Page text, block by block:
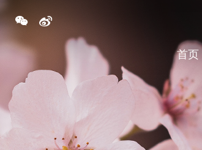
首页
넇
너